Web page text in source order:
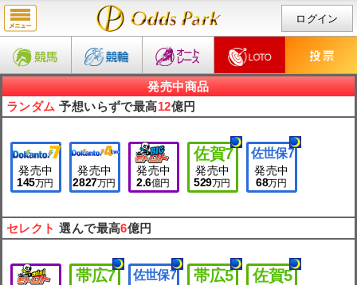
ログイン
発売中商品
ランダム 予想いらずで最高12億円
発売中
145万円
発売中
2827万円
発売中
2.6億円
佐賀7
発売中
529万円
佐世保7
発売中
68万円
セレクト 選んで最高6億円
帯広7 佐世保7 帯広5 佐賀5